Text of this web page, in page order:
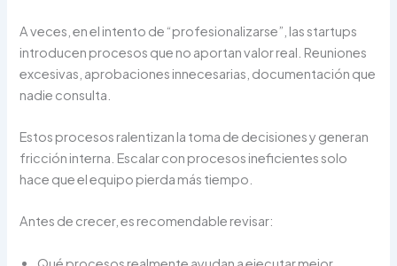
A veces, en el intento de “profesionalizarse”, las startups
introducen procesos que no aportan valor real. Reuniones
excesivas, aprobaciones innecesarias, documentación que
nadie consulta.
Estos procesos ralentizan la toma de decisiones y generan
fricción interna. Escalar con procesos ineficientes solo
hace que el equipo pierda más tiempo.
Antes de crecer, es recomendable revisar: